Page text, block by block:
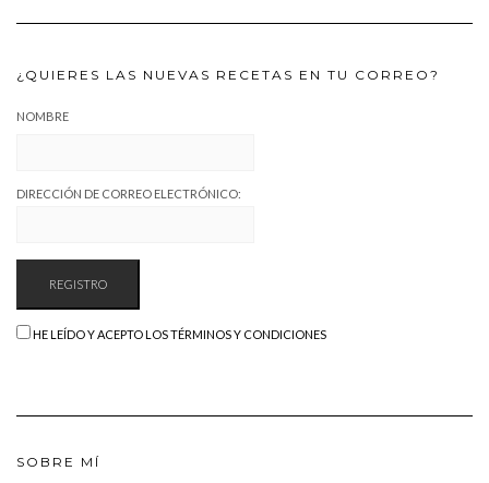
¿QUIERES LAS NUEVAS RECETAS EN TU CORREO?
NOMBRE
DIRECCIÓN DE CORREO ELECTRÓNICO:
HE LEÍDO Y ACEPTO LOS TÉRMINOS Y CONDICIONES
SOBRE MÍ